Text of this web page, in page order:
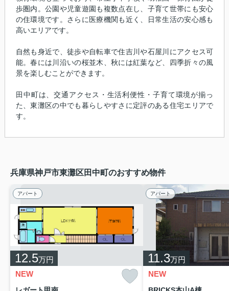
歩圏内。公園や児童遊園も複数点在し、子育て世帯にも安心
の住環境です。さらに医療機関も近く、日常生活の安心感も
高いエリアです。
自然も身近で、徒歩や自転車で住吉川や石屋川にアクセス可
能。春には川沿いの桜並木、秋には紅葉など、四季折々の風
景を楽しむことができます。
田中町は、交通アクセス・生活利便性・子育て環境が揃っ
た、東灘区の中でも暮らしやすさに定評のある住宅エリアで
す。
兵庫県神戸市東灘区田中町のおすすめ物件
アパート
12.5万円
NEW
アパート
11.3万円
NEW